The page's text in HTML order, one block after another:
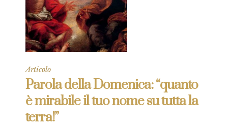
Articolo
Parola della Domenica: “quanto
è mirabile il tuo nome su tutta la
terra!”